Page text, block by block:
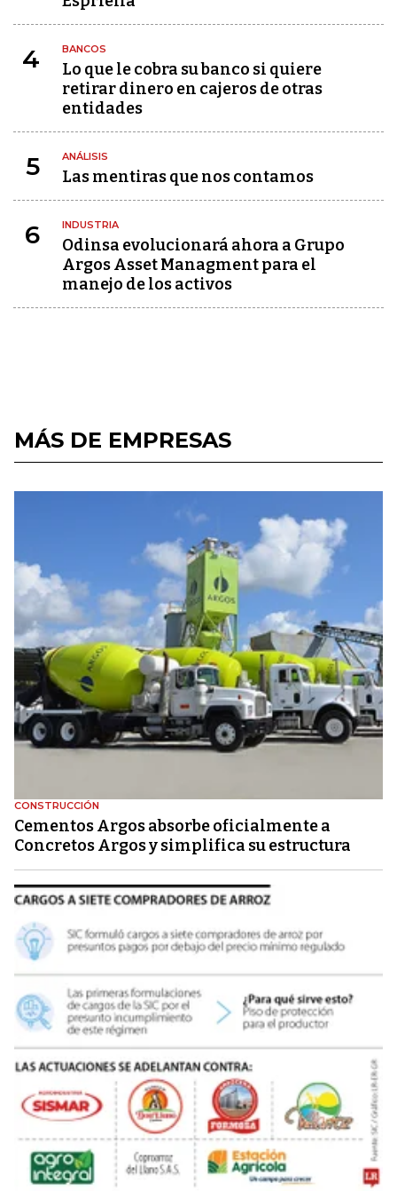
4 BANCOS
Lo que le cobra su banco si quiere
retirar dinero en cajeros de otras
entidades
5 ANÁLISIS
Las mentiras que nos contamos
6 INDUSTRIA
Odinsa evolucionará ahora a Grupo
Argos Asset Managment para el
manejo de los activos
MÁS DE EMPRESAS
CONSTRUCCIÓN
Cementos Argos absorbe oficialmente a
Concretos Argos y simplifica su estructura